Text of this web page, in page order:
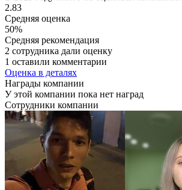
2.83
Средняя оценка
50%
Средняя рекомендация
2 сотрудника дали оценку
1 оставили комментарии
Оценка в деталях
Награды компании
У этой компании пока нет наград
Сотрудники компании